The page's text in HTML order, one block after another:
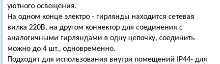
уютного освещения.
На одном конце электро - гирлянды находится сетевая
вилка 220В, на другом коннектор для соединения с
аналогичными гирляндами в одну цепочку, соединить
можно до 4 шт., одновременно.
Подходит для использования внутри помещений IP44- для